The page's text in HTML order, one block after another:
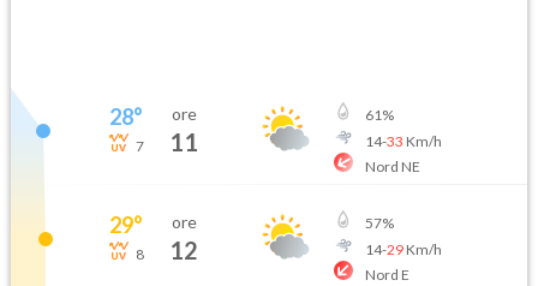
28°
7
ore
11
61%
14-33 Km/h
Nord NE
29°
8
ore
12
57%
14-29Km/h
Nord E